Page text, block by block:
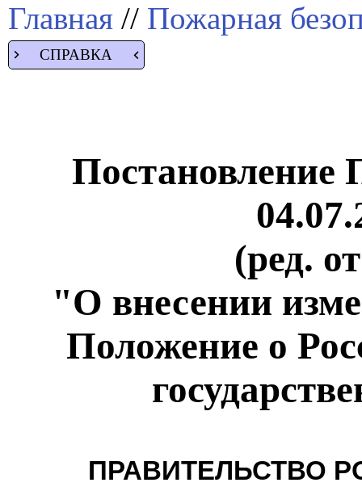
Главная // Пожарная
СПРАВКА
Постановление
(ред.
"О внесении
Положение о
ПРАВИТЕЛЬСТВО